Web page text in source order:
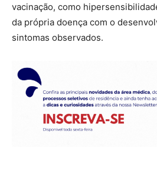
vacinação, como
da própria doença com o
sintomas observados.